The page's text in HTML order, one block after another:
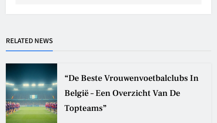
RELATED NEWS
“De Beste Vrouwenvoetbalclubs In
België – Een Overzicht Van De
Topteams”